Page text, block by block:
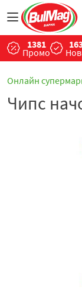
1381
Промо
Онлайн
Чипс